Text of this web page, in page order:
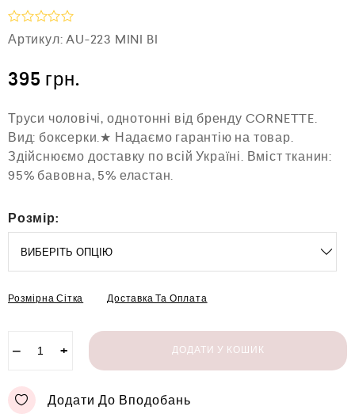
О
ц
н
е
о
в
0
з
Артикул: AU-223 MINI BI
395 грн.
Труси чоловічі, однотонні від бренду CORNETTE.
Вид: боксерки.★ Надаємо гарантію на товар.
Здійснюємо доставку по всій Україні. Вміст тканин:
95% бавовна, 5% еластан.
Розмір:
Розмірна Сітка Доставка Та Оплата
− + ДОДАТИ У КОШИК
Додати До Вподобань